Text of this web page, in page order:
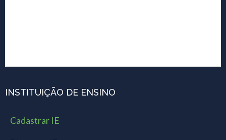
INSTITUIÇÃO DE ENSINO
Cadastrar IE